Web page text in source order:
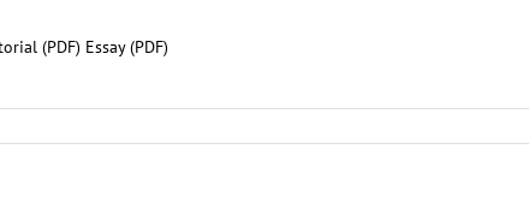
(PDF) Essay (PDF)